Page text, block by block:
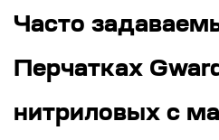
Часто
Перчатках
нитриловых с